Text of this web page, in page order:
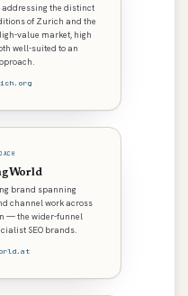
addressing the distinct
of Zurich and the
value market, high
well-suited to an
brand spanning
channel work across
— the wider-funnel
SEO brands.